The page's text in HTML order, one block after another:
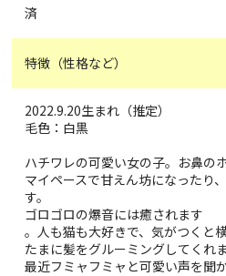
済
特徴（性格など）
2022.9.20生まれ（推定）
毛色：白黒
ハチワレの可愛い女の子。お鼻の
マイペースで甘えん坊になったり
す。
ゴロゴロの爆音には癒されます
。人も猫も大好きで、気がつくと横
たまに髪をグルーミングしてくれま
最近フミャフミャと可愛い声を聞